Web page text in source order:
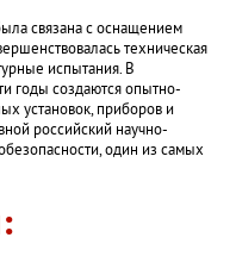
связана с оснащением
техническая
испытания. В
годы создаются опытно-
установок, приборов и
российский научно-
один из самых